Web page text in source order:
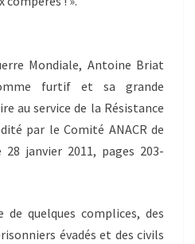
Mondiale, Antoine Briat
furtif et sa grande
au service de la Résistance
par le Comité ANACR de
janvier 2011, pages 203-
de quelques complices, des
évadés et des civils